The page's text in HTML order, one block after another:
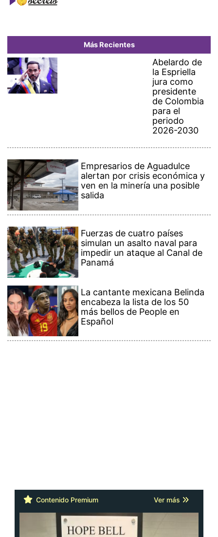
Más Recientes
Abelardo de
la Espriella
jura como
presidente
de Colombia
para el
periodo
2026-2030
Empresarios de Aguadulce
alertan por crisis económica y
ven en la minería una posible
salida
Fuerzas de cuatro países
simulan un asalto naval para
impedir un ataque al Canal de
Panamá
La cantante mexicana Belinda
encabeza la lista de los 50
más bellos de People en
Español
Contenido Premium Ver más